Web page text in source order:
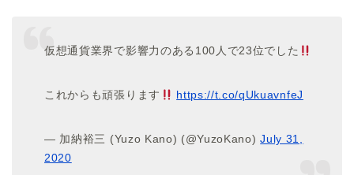
仮想通貨業界で影響力のある100人で23位でした
これからも頑張ります https://t.co/qUkuavnfeJ
— 加納裕三 (Yuzo Kano) (@YuzoKano)July 31,
2020